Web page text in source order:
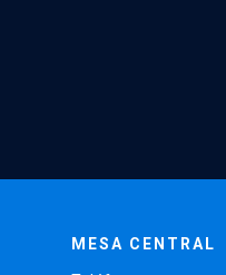
MESA CENTRAL